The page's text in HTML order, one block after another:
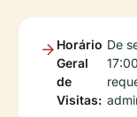
Horário
Geral
de
Visitas:
De